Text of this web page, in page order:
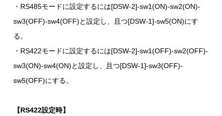
・RS485モードに設定するには[DSW-2]-sw1(ON)-sw2(ON)-
sw3(OFF)-sw4(OFF)と設定し、且つ[DSW-1]-sw5(ON)にす
る。
・RS422モードに設定するには[DSW-2]-sw1(OFF)-sw2(OFF)-
sw3(ON)-sw4(ON)と設定し、且つ[DSW-1]-sw3(OFF)-
sw5(OFF)にする。
【RS422設定時】